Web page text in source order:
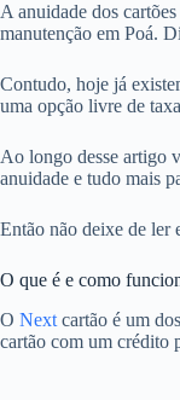
A anuidade dos
manutenção em Poá.
Contudo, hoje já
uma opção livre de
Ao longo desse artigo
anuidade e tudo mais
Então não deixe de ler
O que é e como
O Next cartão é um
cartão com um crédito